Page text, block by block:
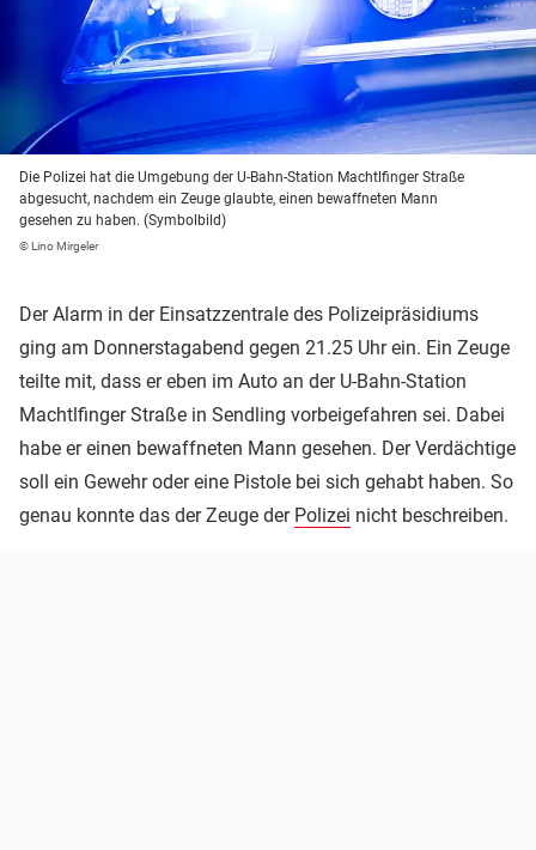
Die Polizei hat die Umgebung der U-Bahn-Station Machtlfinger Straße
abgesucht, nachdem ein Zeuge glaubte, einen bewaffneten Mann
gesehen zu haben. (Symbolbild)
© Lino Mirgeler
Der Alarm in der Einsatzzentrale des Polizeipräsidiums
ging am Donnerstagabend gegen 21.25 Uhr ein. Ein Zeuge
teilte mit, dass er eben im Auto an der U-Bahn-Station
Machtlfinger Straße in Sendling vorbeigefahren sei. Dabei
habe er einen bewaffneten Mann gesehen. Der Verdächtige
soll ein Gewehr oder eine Pistole bei sich gehabt haben. So
genau konnte das der Zeuge der Polizei nicht beschreiben.